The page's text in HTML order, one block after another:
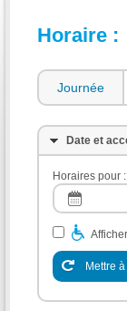
Horaire :
Journée
Date et
Horaires pour :
Mettre